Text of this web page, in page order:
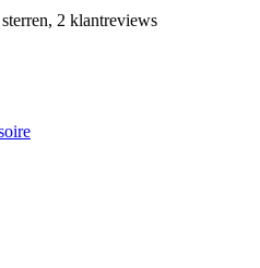
2 klantreviews